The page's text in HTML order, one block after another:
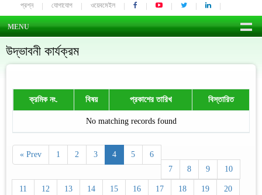
প্রশ্ন যোগাযোগ ওয়েবমেইল
MENU
উদ্ভাবনী কার্যক্রম
ক্রমিক নং. বিষয় প্রকাশের তারিখ বিস্তারিত
No matching records found
« Prev 1 2 3 4 5
6
7
8 9 10
11 12 13 14 15 16 17 18 19 20